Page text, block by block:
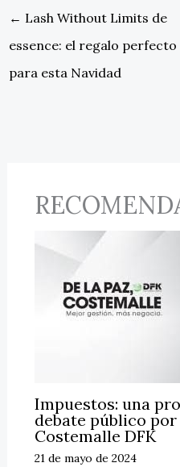
← Lash Without Limits de
essence: el regalo perfecto
para esta Navidad
Impuestos: una
debate público por
Costemalle DFK
21 de mayo de 2024